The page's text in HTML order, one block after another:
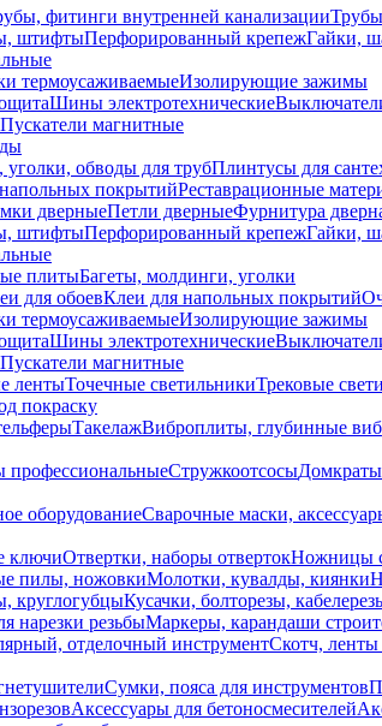
фитинги внутренней канализации
штифтыПерфорированный крепежГайки,
термоусаживаемыеИзолирующие зажимы
Шины электротехнические
Пускатели магнитные
обводы для трубПлинтусы для
покрытийРеставрационные
дверныеПетли дверныеФурнитура
штифтыПерфорированный крепежГайки,
плитыБагеты, молдинги, уголки
для обоевКлеи для напольных покрытий
термоусаживаемыеИзолирующие зажимы
Шины электротехнические
Пускатели магнитные
лентыТочечные светильникиТрековые
покраску
ТакелажВиброплиты, глубинные
профессиональныеСтружкоотсосыДомкраты
оборудованиеСварочные маски,
ключиОтвертки, наборы отвертокНожницы
пилы, ножовкиМолотки, кувалды, киянки
круглогубцыКусачки, болторезы,
нарезки резьбыМаркеры, карандаши
отделочный инструментСкотч,
Сумки, пояса для инструментов
Аксессуары для бетоносмесителей